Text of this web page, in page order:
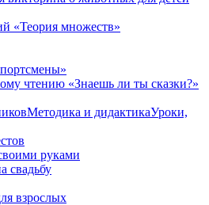
«Теория множеств»
чтению «Знаешь ли ты сказки?»
Методика и дидактикаУроки,
руками
свадьбу
взрослых